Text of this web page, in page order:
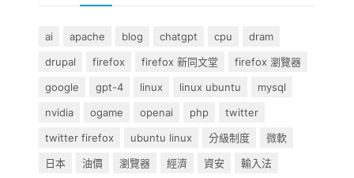
ai apache blog chatgpt cpu
dram
drupal
firefox firefox 新同文堂
firefox 瀏覽器
google
gpt-4 linux linux ubuntu
mysql
nvidia
ogame openai php
twitter
twitter firefox
ubuntu linux 分級制度
微軟
日本
油價 瀏覽器 經濟 資安 輸入法